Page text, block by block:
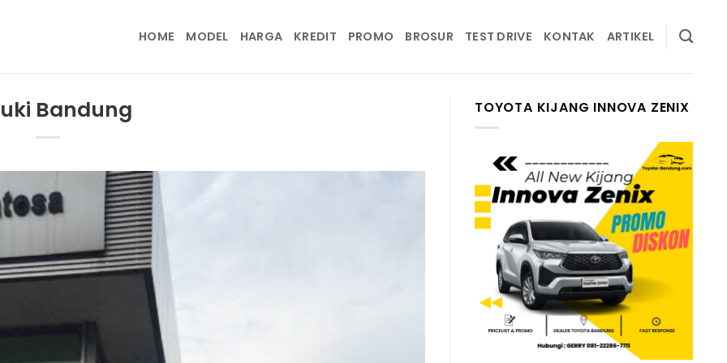
HOME MODEL HARGA KREDIT PROMO BROSUR TEST DRIVE KONTAK ARTIKEL
Bandung TOYOTA KIJANG INNOVA ZENIX